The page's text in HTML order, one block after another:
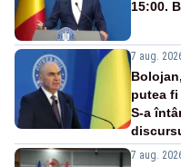
15:00.
7 aug.
putea fi
S-a
7 aug.